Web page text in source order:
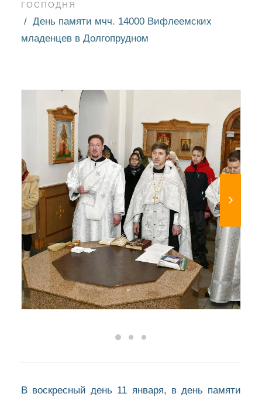
ГОСПОДНЯ
День памяти мчч. 14000 Вифлеемских
младенцев в Долгопрудном
В воскресный день 11 января, в день памяти